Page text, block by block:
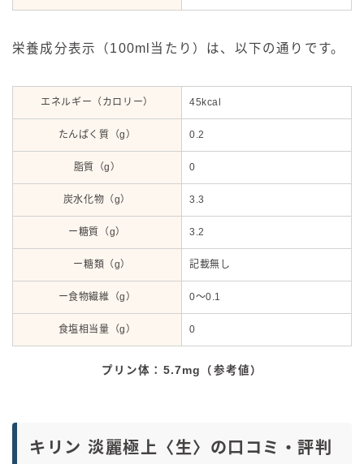
栄養成分表示（100ml当たり）は、以下の通りです。
エネルギー（カロリー） 45kcal
たんぱく質（g） 0.2
脂質（g） 0
炭水化物（g） 3.3
ー糖質（g） 3.2
ー糖類（g） 記載無し
ー食物繊維（g） 0～0.1
食塩相当量（g） 0
プリン体：5.7mg（参考値）
キリン 淡麗極上〈生〉の口コミ・評判